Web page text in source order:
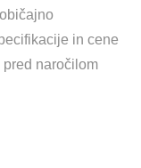
in cene
naročilom